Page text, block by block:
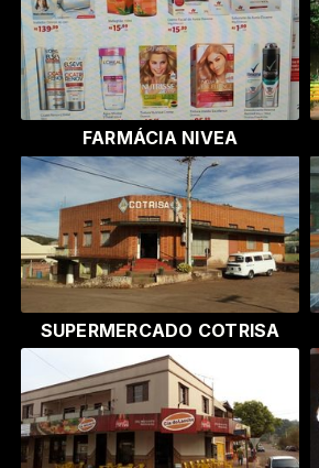
FARMÁCIA NIVEA
SUPERMERCADO COTRISA